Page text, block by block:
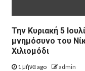
Την Κυριακή 5
μνημόσυνο του
Χιλιομόδι
1 μήνα ago admin